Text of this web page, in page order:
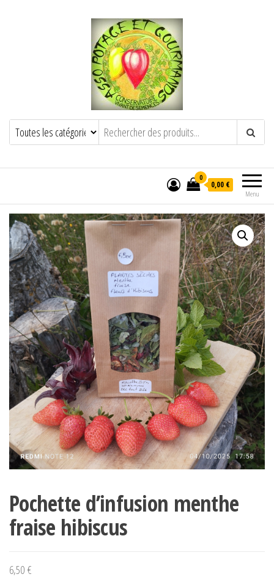
POTAGE ET GOURMANDSSemence paysanne naturelle
——————————————-
Menu
0
0,00 €
Pochette d’infusion menthe
fraise hibiscus
6,50 €